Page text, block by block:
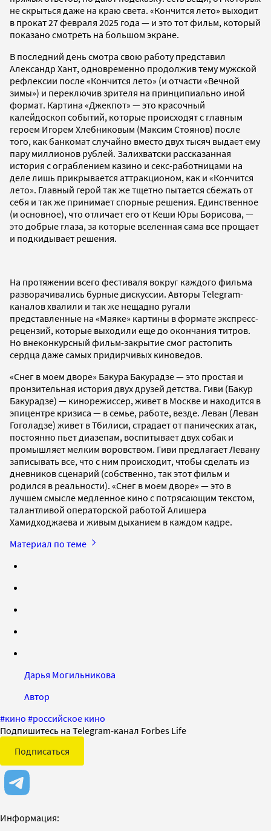
не скрыться даже на краю света. «Кончится лето» выходит
в прокат 27 февраля 2025 года — и это тот фильм, который
показано смотреть на большом экране.
В последний день смотра свою работу представил
Александр Хант, одновременно продолжив тему мужской
рефлексии после «Кончится лето» (и отчасти «Вечной
зимы») и переключив зрителя на принципиально иной
формат. Картина «Джекпот» — это красочный
калейдоскоп событий, которые происходят с главным
героем Игорем Хлебниковым (Максим Стоянов) после
того, как банкомат случайно вместо двух тысяч выдает ему
пару миллионов рублей. Залихватски рассказанная
история с ограблением казино и секс-работницами на
деле лишь прикрывается аттракционом, как и «Кончится
лето». Главный герой так же тщетно пытается сбежать от
себя и так же принимает спорные решения. Единственное
(и основное), что отличает его от Кеши Юры Борисова, —
это добрые глаза, за которые вселенная сама все прощает
и подкидывает решения.
На протяжении всего фестиваля вокруг каждого фильма
разворачивались бурные дискуссии. Авторы Telegram-
каналов хвалили и так же нещадно ругали
представленные на «Маяке» картины в формате экспресс-
рецензий, которые выходили еще до окончания титров.
Но внеконкурсный фильм-закрытие смог растопить
сердца даже самых придирчивых киноведов.
«Снег в моем дворе» Бакура Бакурадзе — это простая и
пронзительная история двух друзей детства. Гиви (Бакур
Бакурадзе) — кинорежиссер, живет в Москве и находится в
эпицентре кризиса — в семье, работе, везде. Леван (Леван
Гоголадзе) живет в Тбилиси, страдает от панических атак,
постоянно пьет диазепам, воспитывает двух собак и
промышляет мелким воровством. Гиви предлагает Левану
записывать все, что с ним происходит, чтобы сделать из
дневников сценарий (собственно, так этот фильм и
родился в реальности). «Снег в моем дворе» — это в
лучшем смысле медленное кино с потрясающим текстом,
талантливой операторской работой Алишера
Хамидходжаева и живым дыханием в каждом кадре.
Материал по теме
Дарья Могильникова
Автор
#кино #российское кино
Подпишитесь на Telegram-канал Forbes Life
Подписаться
Информация: